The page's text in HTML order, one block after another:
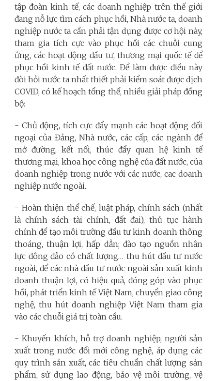
tập đoàn kinh tế, các doanh nghiệp trên thế giới
đang nỗ lực tìm cách phục hồi, Nhà nước ta, doanh
nghiệp nước ta cần phải tận dụng được cơ hội này,
tham gia tích cực vào phục hồi các chuỗi cung
ứng, các hoạt động đầu tư, thương mại quốc tế để
phục hồi kinh tế đất nước. Để làm được điều này
đòi hỏi nước ta nhất thiết phải kiểm soát được dịch
COVID, có kế hoạch tổng thể, nhiều giải pháp đồng
bộ:
- Chủ động, tích cực đẩy mạnh các hoạt động đối
ngoại của Đảng, Nhà nước, các cấp, các ngành để
mở đường, kết nối, thúc đẩy quan hệ kinh tế
thương mại, khoa học công nghệ của đất nước, của
doanh nghiệp trong nước với các nước, cac doanh
nghiệp nước ngoài.
- Hoàn thiện thể chế, luật pháp, chính sách (nhất
là chính sách tài chính, đất đai), thủ tục hành
chính để tạo môi trường đầu tư kinh doanh thông
thoáng, thuận lợi, hấp dẫn; đào tạo nguồn nhân
lực đông đảo có chất lượng… thu hút đầu tư nước
ngoài, để các nhà đầu tư nước ngoài sản xuất kinh
doanh thuận lợi, có hiệu quả, đóng góp vào phục
hồi, phát triển kinh tế Việt Nam, chuyển giao công
nghệ, thu hút doanh nghiệp Việt Nam tham gia
vào các chuỗi giá trị toàn cầu.
- Khuyến khích, hỗ trợ doanh nghiệp, người sản
xuất trong nước đổi mới công nghệ, áp dụng các
quy trình sản xuất, các tiêu chuẩn chất lượng sản
phẩm, sử dụng lao động, bảo vệ môi trường, vệ